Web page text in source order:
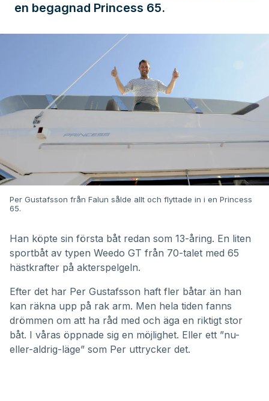
en begagnad Princess 65.
Per Gustafsson från Falun sålde allt och flyttade in i en Princess
65.
Han köpte sin första båt redan som 13-åring. En liten
sportbåt av typen Weedo GT från 70-talet med 65
hästkrafter på akterspelgeln.
Efter det har Per Gustafsson haft fler båtar än han
kan räkna upp på rak arm. Men hela tiden fanns
drömmen om att ha råd med och äga en riktigt stor
båt. I våras öppnade sig en möjlighet. Eller ett ”nu-
eller-aldrig-läge” som Per uttrycker det.